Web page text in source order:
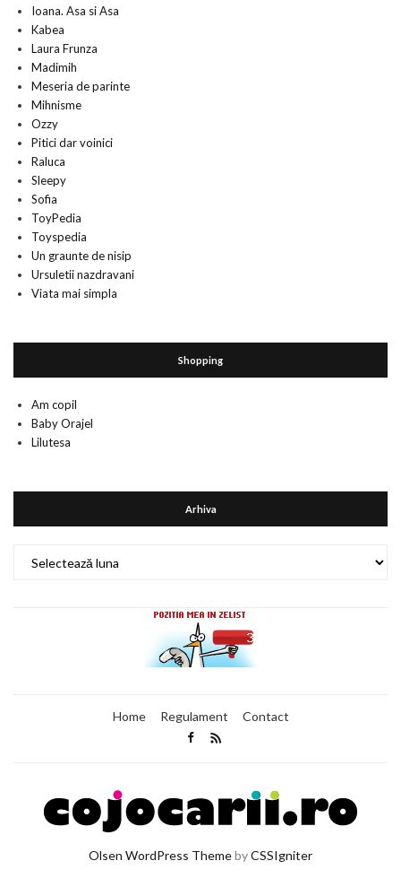
Ioana. Asa si Asa
Kabea
Laura Frunza
Madimih
Meseria de parinte
Mihnisme
Ozzy
Pitici dar voinici
Raluca
Sleepy
Sofia
ToyPedia
Toyspedia
Un graunte de nisip
Ursuletii nazdravani
Viata mai simpla
Shopping
Am copil
Baby Orajel
Lilutesa
Arhiva
Home Regulament Contact
Olsen WordPress ThemebyCSSIgniter